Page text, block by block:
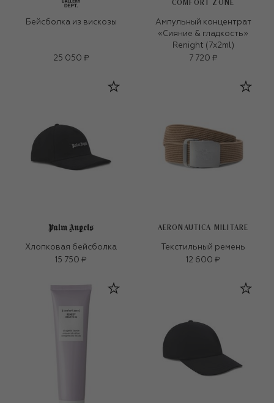
Бейсболка из вискозы
25 050 ₽
COMFORT ZONE
Ампульный концентрат
«Сияние & гладкость»
Renight (7х2ml)
7 720 ₽
Хлопковая бейсболка
15 750 ₽
AERONAUTICA MILITARE
Текстильный ремень
12 600 ₽